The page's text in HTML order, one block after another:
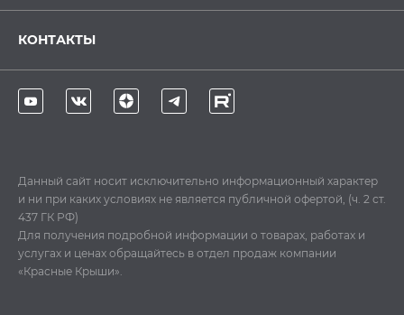
КОНТАКТЫ
Данный сайт носит исключительно информационный характер
и ни при каких условиях не является публичной офертой, (ч. 2 ст.
437 ГК РФ)
Для получения подробной информации о товарах, работах и
услугах и ценах обращайтесь в отдел продаж компании
«Красные Крыши».